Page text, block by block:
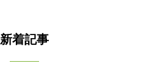
新着記事